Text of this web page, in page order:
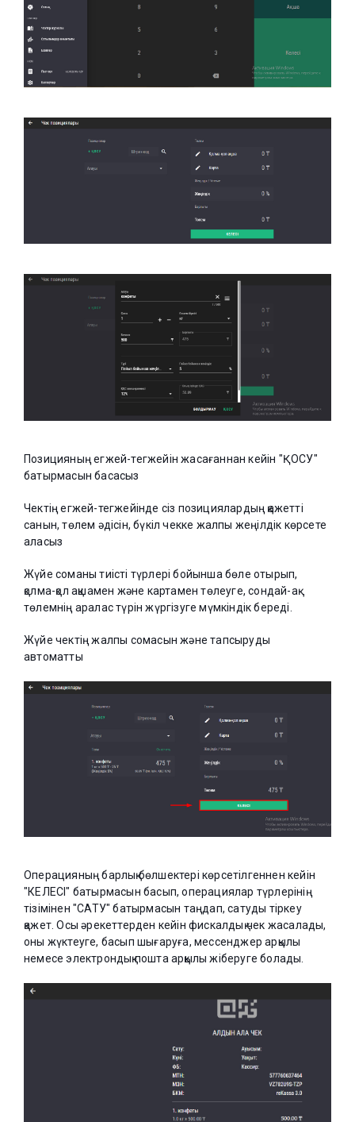
Позицияның егжей-тегжейін жасағаннан кейін "ҚОСУ"
батырмасын басасыз
Чектің егжей-тегжейінде сіз позициялардың қажетті
санын, төлем әдісін, бүкіл чекке жалпы жеңілдік көрсете
аласыз
Жүйе соманы тиісті түрлері бойынша бөле отырып,
қолма-қол ақшамен және картамен төлеуге, сондай-ақ
төлемнің аралас түрін жүргізуге мүмкіндік береді.
Жүйе чектің жалпы сомасын және тапсыруды
автоматты
Операцияның барлық бөлшектері көрсетілгеннен кейін
"КЕЛЕСІ" батырмасын басып, операциялар түрлерінің
тізімінен "САТУ" батырмасын таңдап, сатуды тіркеу
қажет. Осы әрекеттерден кейін фискалдық чек жасалады,
оны жүктеуге, басып шығаруға, мессенджер арқылы
немесе электрондық пошта арқылы жіберуге болады.